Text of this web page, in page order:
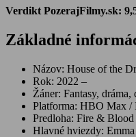
Verdikt PozerajFilmy.sk:
Základné
Názov: House of the
Rok: 2022 –
Žáner: Fantasy,
Platforma: HBO Max /
Predloha: Fire &
Hlavné hviezdy: